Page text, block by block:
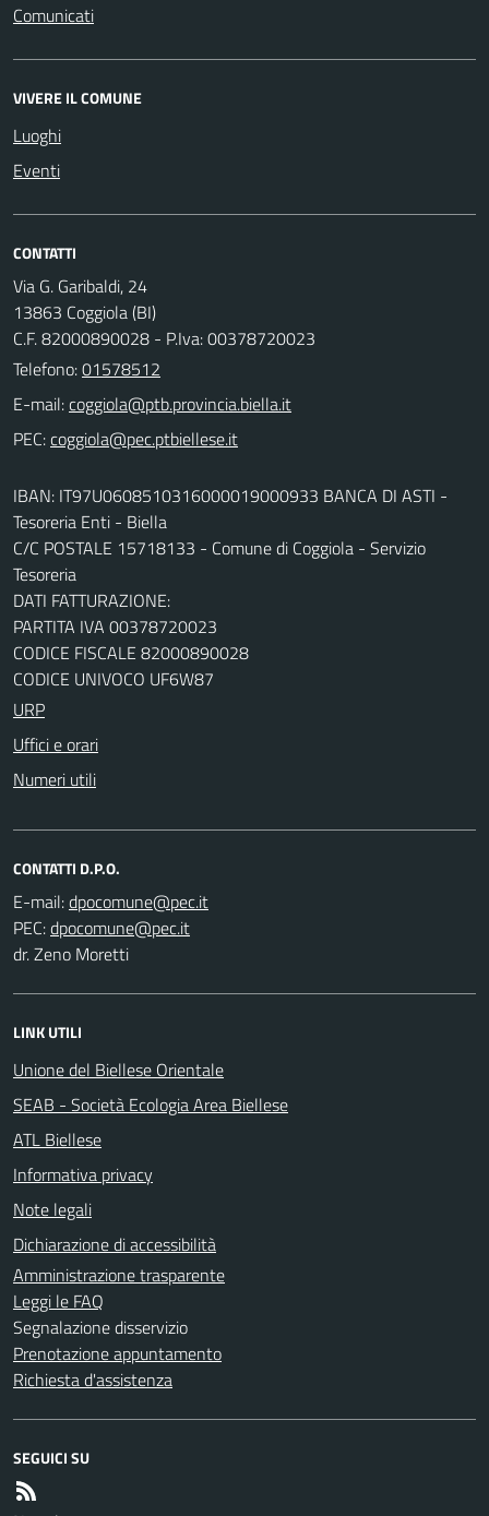
Comunicati
VIVERE IL COMUNE
Luoghi
Eventi
CONTATTI
Via G. Garibaldi, 24
13863 Coggiola (BI)
C.F. 82000890028 - P.Iva: 00378720023
Telefono:01578512
E-mail:
PEC:
IBAN: IT97U0608510316000019000933 BANCA DI ASTI -
Tesoreria Enti - Biella
C/C POSTALE 15718133 - Comune di Coggiola - Servizio
Tesoreria
DATI FATTURAZIONE:
PARTITA IVA 00378720023
CODICE FISCALE 82000890028
CODICE UNIVOCO UF6W87
URP
Uffici e orari
Numeri utili
CONTATTI D.P.O.
E-mail:
PEC:
dr. Zeno Moretti
LINK UTILI
Unione del Biellese Orientale
SEAB - Società Ecologia Area Biellese
ATL Biellese
Informativa privacy
Note legali
Dichiarazione di accessibilità
Amministrazione trasparente
Leggi le FAQ
Segnalazione disservizio
Prenotazione appuntamento
Richiesta d'assistenza
SEGUICI SU